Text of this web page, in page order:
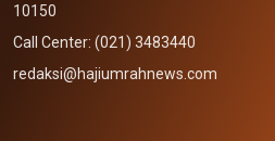
10150
Call Center: (021) 3483440
redaksi@hajiumrahnews.com